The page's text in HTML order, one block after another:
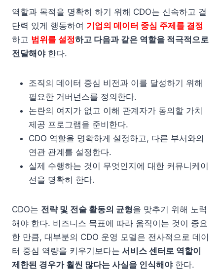
역할과 목적을 명확히 하기 위해 CDO는 신속하고 결
단력 있게 행동하여 기업의 데이터 중심 주제를 결정
하고 범위를 설정하고 다음과 같은 역할을 적극적으로
전달해야한다.
조직의 데이터 중심 비전과 이를 달성하기 위해
필요한 거버넌스를 정의한다.
논란의 여지가 없고 이해 관계자가 동의할 가치
제공 프로그램을 준비한다.
CDO 역할을 명확하게 설정하고, 다른 부서와의
연관 관계를 설정한다.
실제 수행하는 것이 무엇인지에 대한 커뮤니케이
션을 명확히 한다.
CDO는 전략 및 전술 활동의 균형을 맞추기 위해 노력
해야 한다. 비즈니스 목표에 따라 움직이는 것이 중요
한 만큼, 대부분의 CDO 운영 모델은 전사적으로 데이
터 중심 역량을 키우기보다는 서비스 센터로 역할이
제한된 경우가 훨씬 많다는 사실을 인식해야한다.